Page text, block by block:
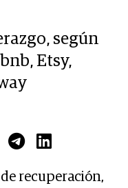
según
Etsy,
recuperación,